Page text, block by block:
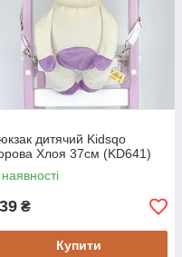
дитячий Kidsqo
Хлоя 37см (KD641)
₴
Купити